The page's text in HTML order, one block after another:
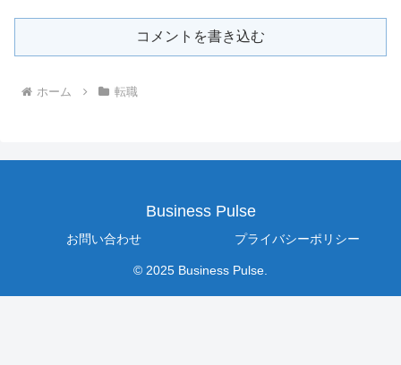
コメントを書き込む
ホーム 転職
Business Pulse
お問い合わせ プライバシーポリシー
© 2025 Business Pulse.